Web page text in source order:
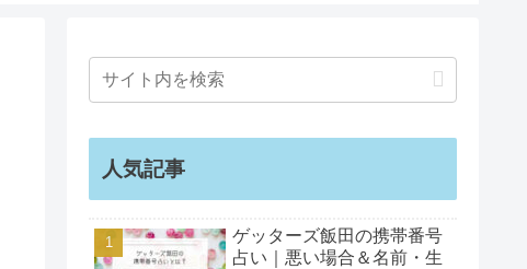
人気記事
ゲッターズ飯田の携帯番号
占い｜悪い場合＆名前・生